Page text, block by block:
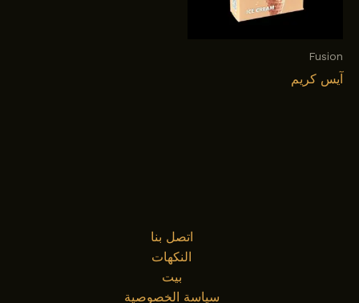
Fusion
آيس كريم
اتصل بنا
النكهات
بيت
سياسة الخصوصية